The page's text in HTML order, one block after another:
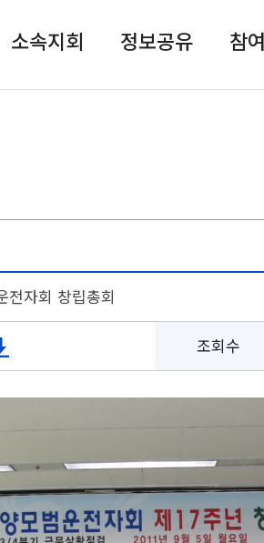
소속지회 정보공유 참
전자회 창립총회
조회수